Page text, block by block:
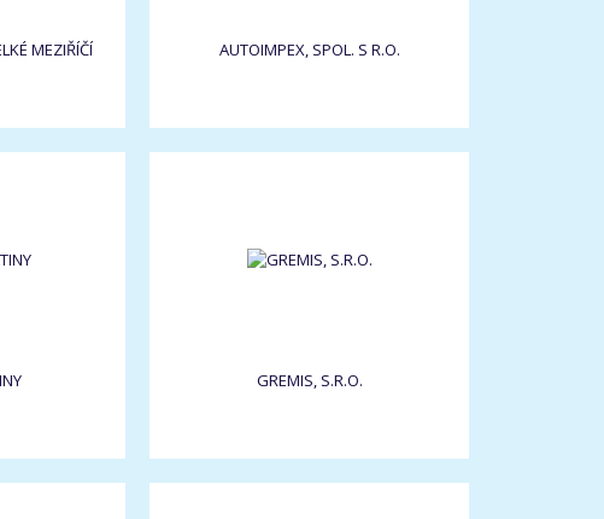
MEZIŘÍČÍ AUTOIMPEX, SPOL. S R.O.
GREMIS, S.R.O.